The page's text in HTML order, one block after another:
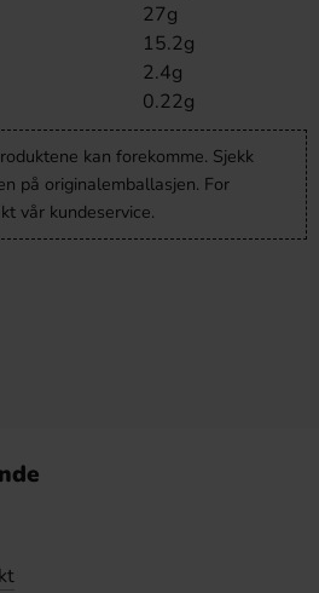
27g
15.2g
2.4g
0.22g
kan forekomme. Sjekk
på originalemballasjen. For
vår kundeservice.